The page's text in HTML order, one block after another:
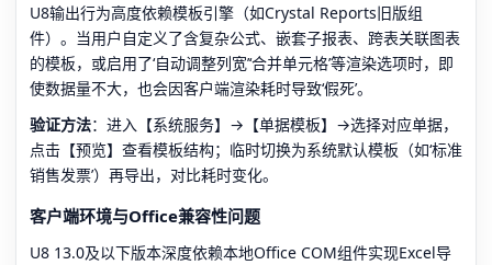
U8输出行为高度依赖模板引擎（如Crystal Reports旧版组
件）。当用户自定义了含复杂公式、嵌套子报表、跨表关联图表
的模板，或启用了‘自动调整列宽’‘合并单元格’等渲染选项时，即
使数据量不大，也会因客户端渲染耗时导致‘假死’。
验证方法：进入【系统服务】→【单据模板】→选择对应单据，
点击【预览】查看模板结构；临时切换为系统默认模板（如‘标准
销售发票’）再导出，对比耗时变化。
客户端环境与Office兼容性问题
U8 13.0及以下版本深度依赖本地Office COM组件实现Excel导